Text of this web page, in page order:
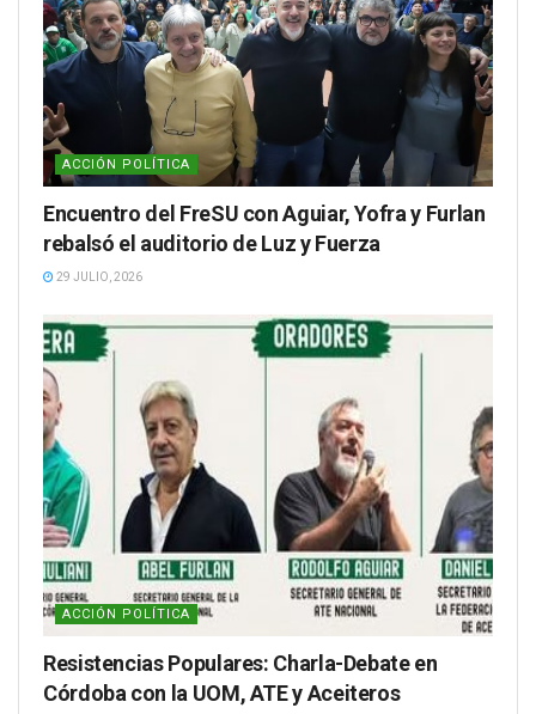
ACCIÓN POLÍTICA
Encuentro del FreSU con Aguiar, Yofra y Furlan
rebalsó el auditorio de Luz y Fuerza
29 JULIO, 2026
ACCIÓN POLÍTICA
Resistencias Populares: Charla-Debate en
Córdoba con la UOM, ATE y Aceiteros